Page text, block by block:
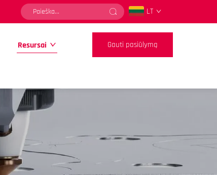
LT
Resursai Gauti pasiūlymą